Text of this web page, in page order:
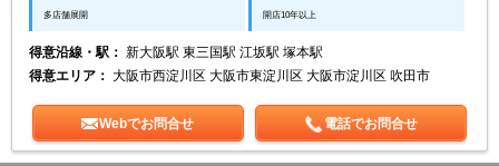
多店舗展開 開店10年以上
得意沿線・駅： 新大阪駅 東三国駅 江坂駅 塚本駅
得意エリア： 大阪市西淀川区 大阪市東淀川区 大阪市淀川区 吹田市
Webでお問合せ 電話でお問合せ